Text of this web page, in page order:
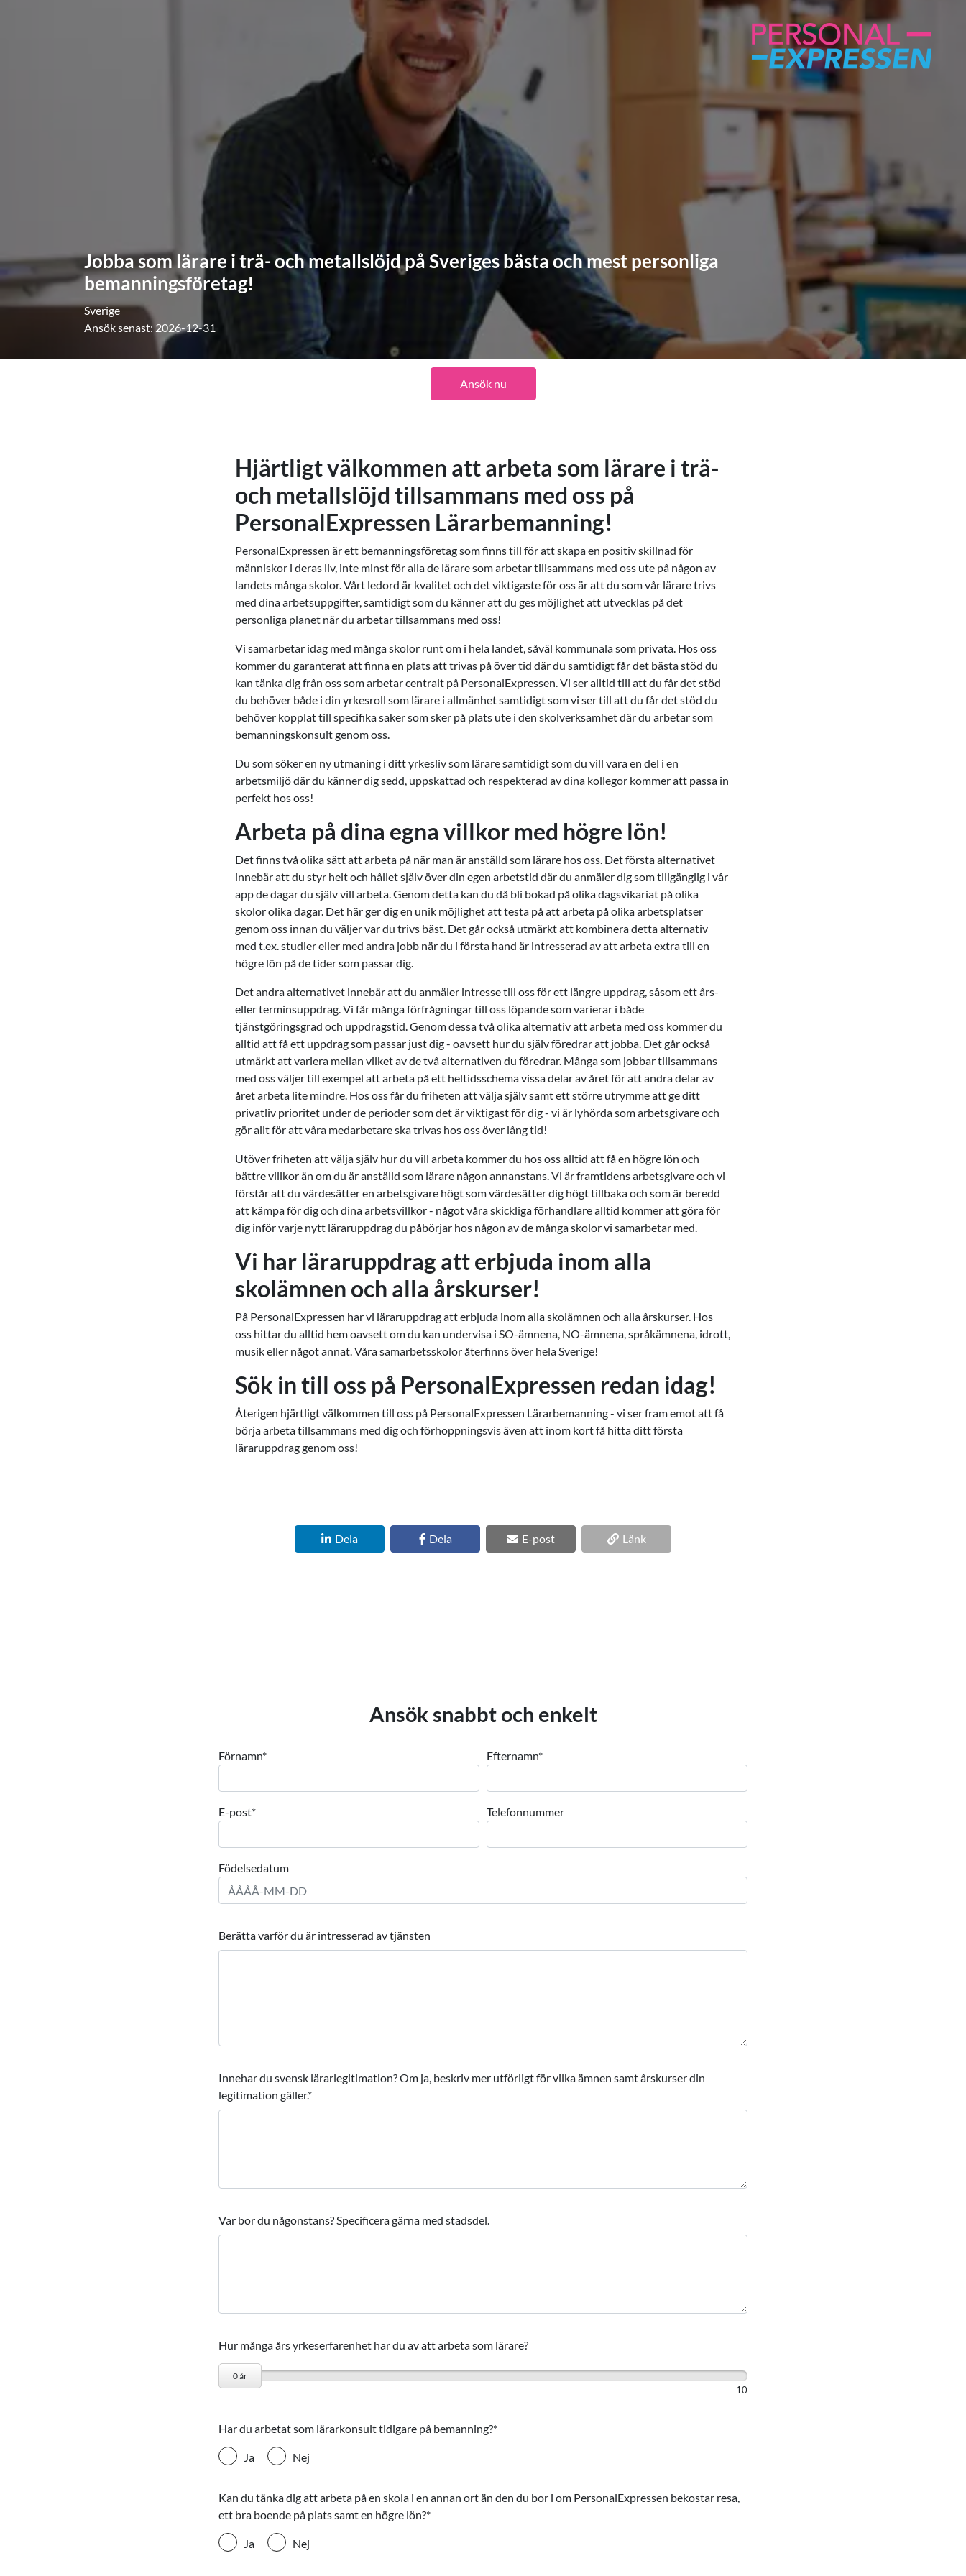
Jobba som lärare i trä- och metallslöjd på Sveriges bästa och mest personliga
bemanningsföretag!
Sverige
Ansök senast: 2026-12-31
Ansök nu
Hjärtligt välkommen att arbeta som lärare i trä-
och metallslöjd tillsammans med oss på
PersonalExpressen Lärarbemanning!
PersonalExpressen är ett bemanningsföretag som finns till för att skapa en positiv skillnad för
människor i deras liv, inte minst för alla de lärare som arbetar tillsammans med oss ute på någon av
landets många skolor. Vårt ledord är kvalitet och det viktigaste för oss är att du som vår lärare trivs
med dina arbetsuppgifter, samtidigt som du känner att du ges möjlighet att utvecklas på det
personliga planet när du arbetar tillsammans med oss!
Vi samarbetar idag med många skolor runt om i hela landet, såväl kommunala som privata. Hos oss
kommer du garanterat att finna en plats att trivas på över tid där du samtidigt får det bästa stöd du
kan tänka dig från oss som arbetar centralt på PersonalExpressen. Vi ser alltid till att du får det stöd
du behöver både i din yrkesroll som lärare i allmänhet samtidigt som vi ser till att du får det stöd du
behöver kopplat till specifika saker som sker på plats ute i den skolverksamhet där du arbetar som
bemanningskonsult genom oss.
Du som söker en ny utmaning i ditt yrkesliv som lärare samtidigt som du vill vara en del i en
arbetsmiljö där du känner dig sedd, uppskattad och respekterad av dina kollegor kommer att passa in
perfekt hos oss!
Arbeta på dina egna villkor med högre lön!
Det finns två olika sätt att arbeta på när man är anställd som lärare hos oss. Det första alternativet
innebär att du styr helt och hållet själv över din egen arbetstid där du anmäler dig som tillgänglig i vår
app de dagar du själv vill arbeta. Genom detta kan du då bli bokad på olika dagsvikariat på olika
skolor olika dagar. Det här ger dig en unik möjlighet att testa på att arbeta på olika arbetsplatser
genom oss innan du väljer var du trivs bäst. Det går också utmärkt att kombinera detta alternativ
med t.ex. studier eller med andra jobb när du i första hand är intresserad av att arbeta extra till en
högre lön på de tider som passar dig.
Det andra alternativet innebär att du anmäler intresse till oss för ett längre uppdrag, såsom ett års-
eller terminsuppdrag. Vi får många förfrågningar till oss löpande som varierar i både
tjänstgöringsgrad och uppdragstid. Genom dessa två olika alternativ att arbeta med oss kommer du
alltid att få ett uppdrag som passar just dig - oavsett hur du själv föredrar att jobba. Det går också
utmärkt att variera mellan vilket av de två alternativen du föredrar. Många som jobbar tillsammans
med oss väljer till exempel att arbeta på ett heltidsschema vissa delar av året för att andra delar av
året arbeta lite mindre. Hos oss får du friheten att välja själv samt ett större utrymme att ge ditt
privatliv prioritet under de perioder som det är viktigast för dig - vi är lyhörda som arbetsgivare och
gör allt för att våra medarbetare ska trivas hos oss över lång tid!
Utöver friheten att välja själv hur du vill arbeta kommer du hos oss alltid att få en högre lön och
bättre villkor än om du är anställd som lärare någon annanstans. Vi är framtidens arbetsgivare och vi
förstår att du värdesätter en arbetsgivare högt som värdesätter dig högt tillbaka och som är beredd
att kämpa för dig och dina arbetsvillkor - något våra skickliga förhandlare alltid kommer att göra för
dig inför varje nytt läraruppdrag du påbörjar hos någon av de många skolor vi samarbetar med.
Vi har läraruppdrag att erbjuda inom alla
skolämnen och alla årskurser!
På PersonalExpressen har vi läraruppdrag att erbjuda inom alla skolämnen och alla årskurser. Hos
oss hittar du alltid hem oavsett om du kan undervisa i SO-ämnena, NO-ämnena, språkämnena, idrott,
musik eller något annat. Våra samarbetsskolor återfinns över hela Sverige!
Sök in till oss på PersonalExpressen redan idag!
Återigen hjärtligt välkommen till oss på PersonalExpressen Lärarbemanning - vi ser fram emot att få
börja arbeta tillsammans med dig och förhoppningsvis även att inom kort få hitta ditt första
läraruppdrag genom oss!
Dela Dela E-post Länk
Ansök snabbt och enkelt
Förnamn* Efternamn*
E-post* Telefonnummer
Födelsedatum
Berätta varför du är intresserad av tjänsten
Innehar du svensk lärarlegitimation? Om ja, beskriv mer utförligt för vilka ämnen samt årskurser din
legitimation gäller.*
Var bor du någonstans? Specificera gärna med stadsdel.
Hur många års yrkeserfarenhet har du av att arbeta som lärare?
0år
10
Har du arbetat som lärarkonsult tidigare på bemanning?*
Ja Nej
Kan du tänka dig att arbeta på en skola i en annan ort än den du bor i om PersonalExpressen bekostar resa,
ett bra boende på plats samt en högre lön?*
Ja Nej